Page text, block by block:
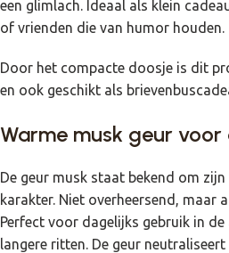
een glimlach. Ideaal als klein
of vrienden die van humor houden.
Door het compacte doosje is dit
en ook geschikt als
Warme musk geur
De geur musk staat bekend om
karakter. Niet overheersend, maar
Perfect voor dagelijks gebruik in
langere ritten. De geur